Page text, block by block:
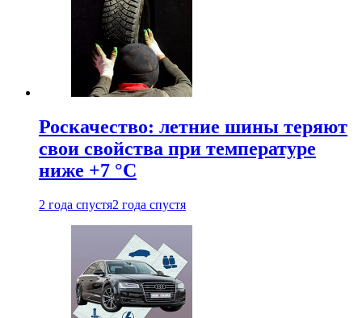
Роскачество: летние шины теряют
свои свойства при температуре
ниже +7 °C
2 года спустя2 года спустя